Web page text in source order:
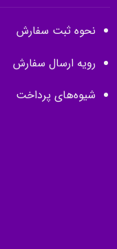
نحوه ثبت سفارش
رویه ارسال سفارش
شیوه‌های پرداخت